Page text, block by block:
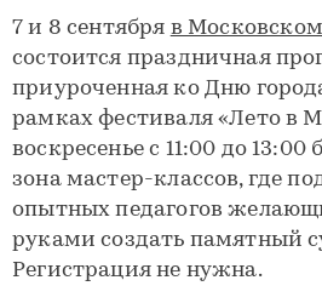
7 и 8 сентября в
состоится праздничная
приуроченная ко Дню
рамках фестиваля «Лето в
воскресенье с 11:00 до 13:00
зона мастер-классов, где
опытных педагогов
руками создать памятный
Регистрация не нужна.